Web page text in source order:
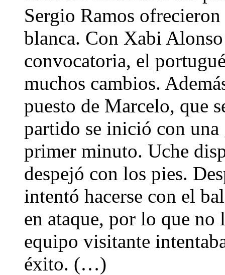
Sergio Ramos
blanca. Con Xabi
convocatoria, el
muchos cambios.
puesto de Marcelo, que
partido se inició con una
primer minuto. Uche
despejó con los pies.
intentó hacerse con el
en ataque, por lo que
equipo visitante
éxito. (…)